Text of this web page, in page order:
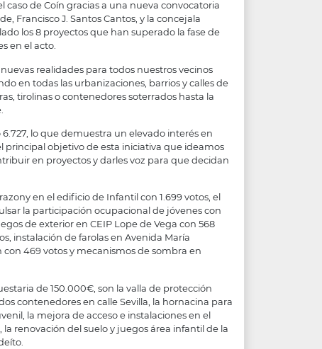
de Coín gracias a una nueva convocatoria
Francisco J. Santos Cantos, y la concejala
los 8 proyectos que han superado la fase de
en el acto.
realidades para todos nuestros vecinos
en todas las urbanizaciones, barrios y calles de
tirolinas o contenedores soterrados hasta la
lo que demuestra un elevado interés en
principal objetivo de esta iniciativa que ideamos
en proyectos y darles voz para que decidan
en el edificio de Infantil con 1.699 votos, el
la participación ocupacional de jóvenes con
de exterior en CEIP Lope de Vega con 568
instalación de farolas en Avenida María
469 votos y mecanismos de sombra en
de 150.000€, son la valla de protección
contenedores en calle Sevilla, la hornacina para
la mejora de acceso e instalaciones en el
renovación del suelo y juegos área infantil de la